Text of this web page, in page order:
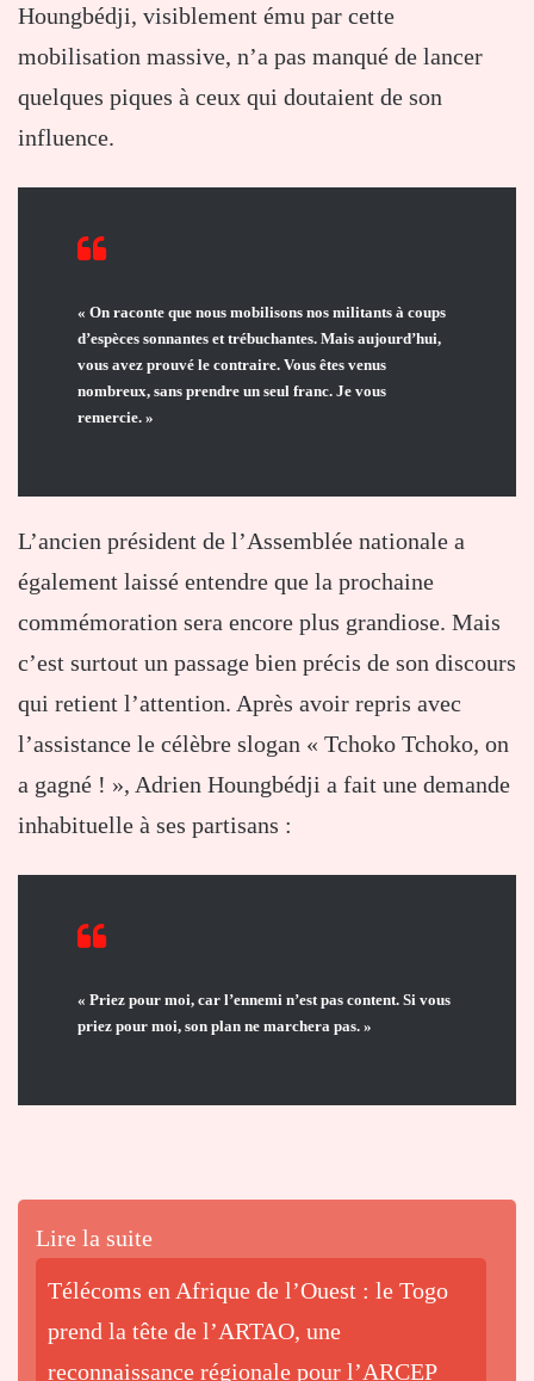
Houngbédji, visiblement ému par cette
mobilisation massive, n’a pas manqué de lancer
quelques piques à ceux qui doutaient de son
influence.
« On raconte que nous mobilisons nos militants à coups
d’espèces sonnantes et trébuchantes. Mais aujourd’hui,
vous avez prouvé le contraire. Vous êtes venus
nombreux, sans prendre un seul franc. Je vous
remercie. »
L’ancien président de l’Assemblée nationale a
également laissé entendre que la prochaine
commémoration sera encore plus grandiose. Mais
c’est surtout un passage bien précis de son discours
qui retient l’attention. Après avoir repris avec
l’assistance le célèbre slogan « Tchoko Tchoko, on
a gagné ! », Adrien Houngbédji a fait une demande
inhabituelle à ses partisans :
« Priez pour moi, car l’ennemi n’est pas content. Si vous
priez pour moi, son plan ne marchera pas. »
Lire la suite
Télécoms en Afrique de l’Ouest : le Togo
prend la tête de l’ARTAO, une
reconnaissance régionale pour l’ARCEP